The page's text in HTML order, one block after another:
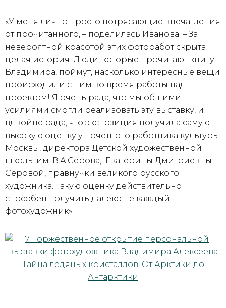
«У меня лично просто потрясающие впечатления
от прочитанного, – поделилась Иванова. – За
невероятной красотой этих фоторабот скрыта
целая история. Люди, которые прочитают книгу
Владимира, поймут, насколько интересные вещи
происходили с ним во время работы над
проектом! Я очень рада, что мы общими
усилиями смогли реализовать эту выставку, и
вдвойне рада, что экспозиция получила самую
высокую оценку у почетного работника культуры
Москвы, директора Детской художественной
школы им. В.А.Серова, Екатерины Дмитриевны
Серовой, правнучки великого русского
художника. Такую оценку действительно
способен получить далеко не каждый
фотохудожник»